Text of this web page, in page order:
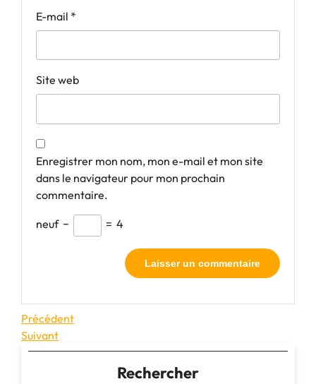
E-mail *
Site web
Enregistrer mon nom, mon e-mail et mon site
dans le navigateur pour mon prochain
commentaire.
neuf − = 4
Navigation
de
Article
précédent
Précédent
Article
suivant
Suivant
Rechercher